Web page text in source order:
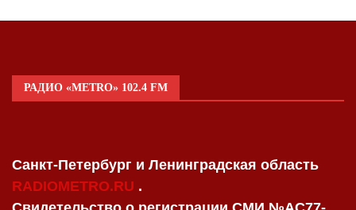
РАДИО «METRO» 102.4 FM
Санкт-Петербург и Ленинградская область
RADIOMETRO.RU .